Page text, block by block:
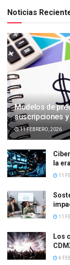
Noticias
Modelos de
suscripciones
11 FEBRERO, 2026
la
11
11
Los
4